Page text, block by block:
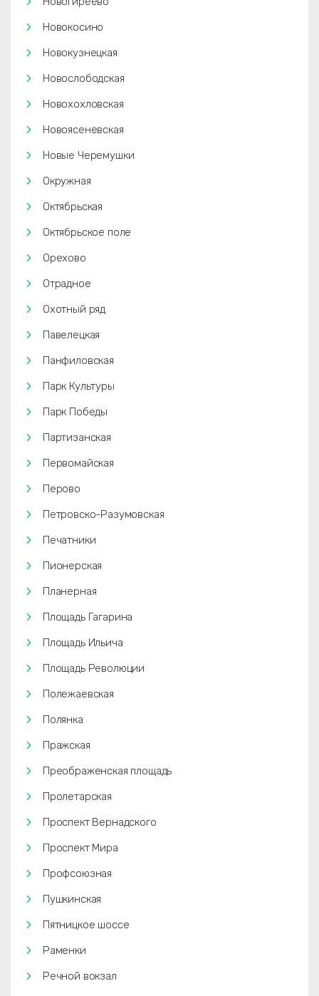
Новокосино
Новокузнецкая
Новослободская
Новохохловская
Новоясеневская
Новые Черемушки
Окружная
Октябрьская
Октябрьское поле
Орехово
Отрадное
Охотный ряд
Павелецкая
Панфиловская
Парк Культуры
Парк Победы
Партизанская
Первомайская
Перово
Петровско-Разумовская
Печатники
Пионерская
Планерная
Площадь Гагарина
Площадь Ильича
Площадь Революции
Полежаевская
Полянка
Пражская
Преображенская площадь
Пролетарская
Проспект Вернадского
Проспект Мира
Профсоюзная
Пушкинская
Пятницкое шоссе
Раменки
Речной вокзал